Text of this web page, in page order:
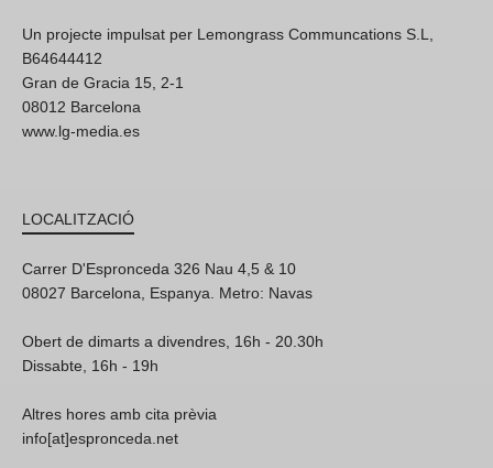
Un projecte impulsat per Lemongrass Communcations S.L,
B64644412
Gran de Gracia 15, 2-1
08012 Barcelona
www.lg-media.es
LOCALITZACIÓ
Carrer D'Espronceda 326 Nau 4,5 & 10
08027 Barcelona, Espanya. Metro: Navas
Obert de dimarts a divendres, 16h - 20.30h
Dissabte, 16h - 19h
Altres hores amb cita prèvia
info[at]espronceda.net